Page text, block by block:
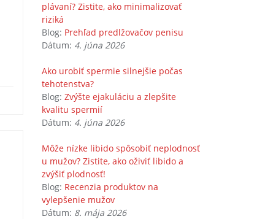
plávaní? Zistite, ako minimalizovať
riziká
Blog: Prehľad predlžovačov penisu
Dátum: 4. júna 2026
Ako urobiť spermie silnejšie počas
tehotenstva?
Blog: Zvýšte ejakuláciu a zlepšite
kvalitu spermií
Dátum: 4. júna 2026
Môže nízke libido spôsobiť neplodnosť
u mužov? Zistite, ako oživiť libido a
zvýšiť plodnosť!
Blog: Recenzia produktov na
vylepšenie mužov
Dátum: 8. mája 2026